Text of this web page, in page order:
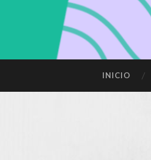
INICIO